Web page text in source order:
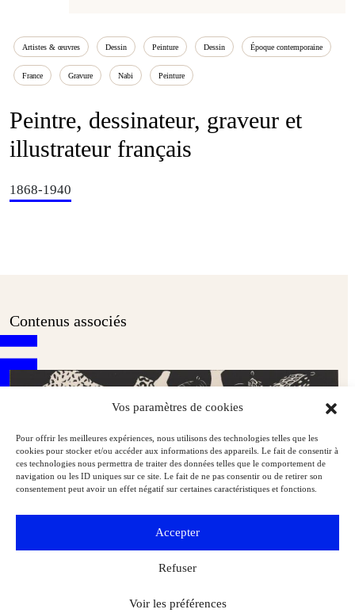
Vos paramètres de cookies
Pour offrir les meilleures expériences, nous utilisons des technologies telles que les
cookies pour stocker et/ou accéder aux informations des appareils. Le fait de consentir à
ces technologies nous permettra de traiter des données telles que le comportement de
navigation ou les ID uniques sur ce site. Le fait de ne pas consentir ou de retirer son
consentement peut avoir un effet négatif sur certaines caractéristiques et fonctions.
Accepter
Refuser
Voir les préférences
Artistes & œuvres Dessin Peinture Dessin Époque contemporaine
France Gravure Nabi Peinture
Peintre, dessinateur, graveur et
illustrateur français
1868-1940
Contenus associés
Bonnard, Vuillard, Denis, Vallotton : les Nabis réinventent